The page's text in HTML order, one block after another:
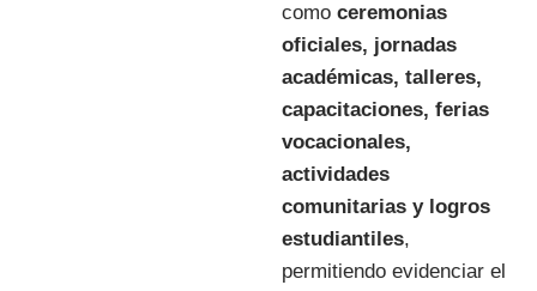
como ceremonias
oficiales, jornadas
académicas, talleres,
capacitaciones, ferias
vocacionales,
actividades
comunitarias y logros
estudiantiles,
permitiendo evidenciar el